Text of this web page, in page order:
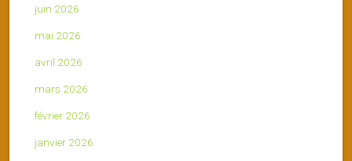
juin 2026
mai 2026
avril 2026
mars 2026
février 2026
janvier 2026